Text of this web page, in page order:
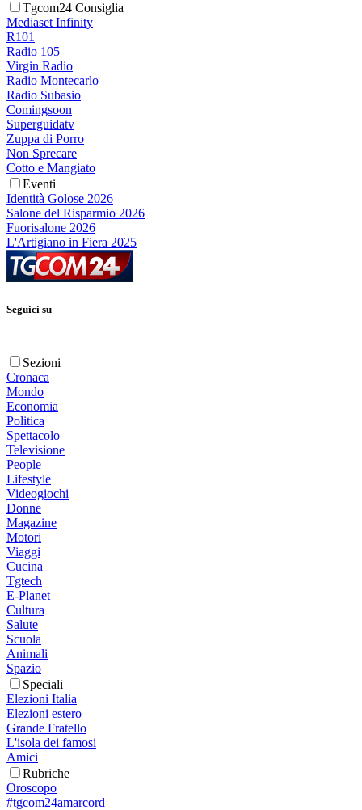
Tgcom24 Consiglia
Mediaset Infinity
R101
Radio 105
Virgin Radio
Radio Montecarlo
Radio Subasio
Comingsoon
Superguidatv
Zuppa di Porro
Non Sprecare
Cotto e Mangiato
Eventi
Identità Golose 2026
Salone del Risparmio 2026
Fuorisalone 2026
L'Artigiano in Fiera 2025
Seguici su
Sezioni
Cronaca
Mondo
Economia
Politica
Spettacolo
Televisione
People
Lifestyle
Videogiochi
Donne
Magazine
Motori
Viaggi
Cucina
Tgtech
E-Planet
Cultura
Salute
Scuola
Animali
Spazio
Speciali
Elezioni Italia
Elezioni estero
Grande Fratello
L'isola dei famosi
Amici
Rubriche
Oroscopo
#tgcom24amarcord